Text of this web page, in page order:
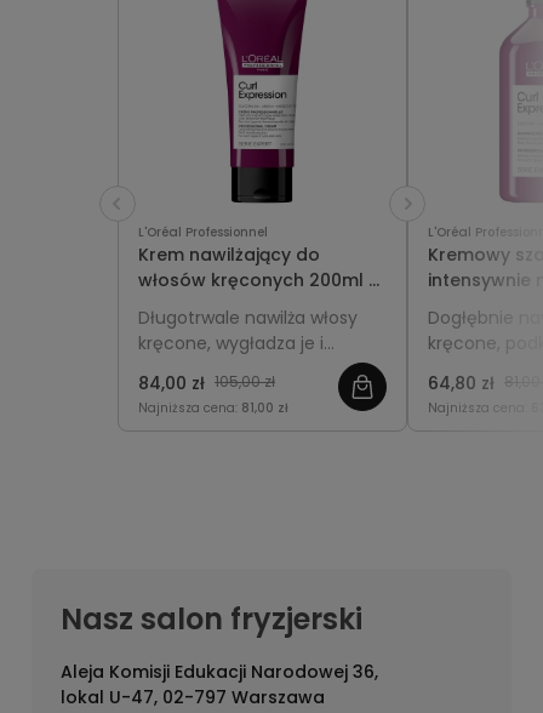
L'Oréal Professionnel
Krem nawilżający do
włosów kręconych 200ml -
L'Oréal Professionnel Curl
Expression
Długotrwale nawilża włosy
kręcone, wygładza je i
podkreślając naturalny skręt i
sprężystość loków.
84,00 zł 105,00 zł
Najniższa cena: 81,00 zł
L'Oréal
Kremowy
intensywnie
włosów
L'Oréal
Expression
Dogłębnie
kręcone,
naturalny
64,80 zł 81,00
Najniższa cena:
Nasz salon fryzjerski
Aleja Komisji Edukacji Narodowej 36,
lokal U-47, 02-797 Warszawa